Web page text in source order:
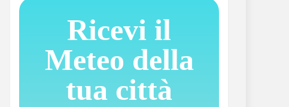
Ricevi il
Meteo della
tua città